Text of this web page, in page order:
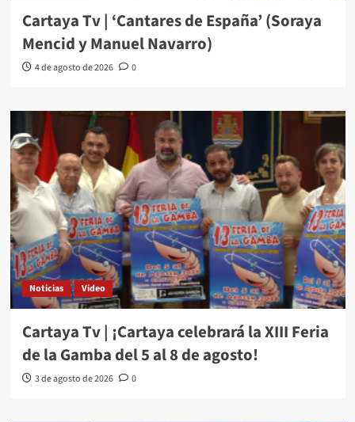
Cartaya Tv | ‘Cantares de España’ (Soraya
Mencid y Manuel Navarro)
4 de agosto de 2026 0
Noticias Video
Cartaya Tv | ¡Cartaya celebrará la XIII Feria
de la Gamba del 5 al 8 de agosto!
3 de agosto de 2026 0